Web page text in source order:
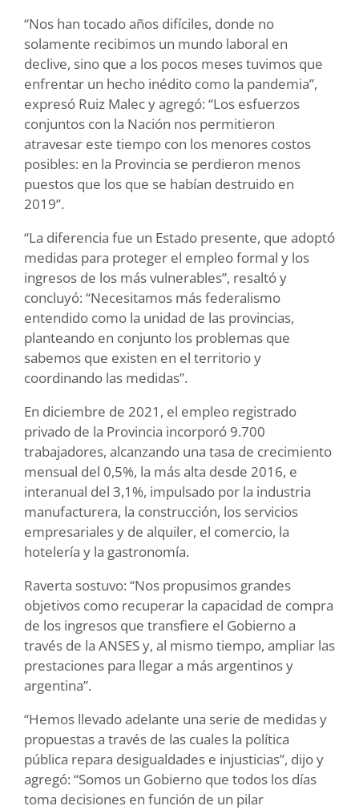
“Nos han tocado años difíciles, donde no
solamente recibimos un mundo laboral en
declive, sino que a los pocos meses tuvimos que
enfrentar un hecho inédito como la pandemia”,
expresó Ruiz Malec y agregó: “Los esfuerzos
conjuntos con la Nación nos permitieron
atravesar este tiempo con los menores costos
posibles: en la Provincia se perdieron menos
puestos que los que se habían destruido en
2019”.
“La diferencia fue un Estado presente, que adoptó
medidas para proteger el empleo formal y los
ingresos de los más vulnerables”, resaltó y
concluyó: “Necesitamos más federalismo
entendido como la unidad de las provincias,
planteando en conjunto los problemas que
sabemos que existen en el territorio y
coordinando las medidas”.
En diciembre de 2021, el empleo registrado
privado de la Provincia incorporó 9.700
trabajadores, alcanzando una tasa de crecimiento
mensual del 0,5%, la más alta desde 2016, e
interanual del 3,1%, impulsado por la industria
manufacturera, la construcción, los servicios
empresariales y de alquiler, el comercio, la
hotelería y la gastronomía.
Raverta sostuvo: “Nos propusimos grandes
objetivos como recuperar la capacidad de compra
de los ingresos que transfiere el Gobierno a
través de la ANSES y, al mismo tiempo, ampliar las
prestaciones para llegar a más argentinos y
argentina”.
“Hemos llevado adelante una serie de medidas y
propuestas a través de las cuales la política
pública repara desigualdades e injusticias”, dijo y
agregó: “Somos un Gobierno que todos los días
toma decisiones en función de un pilar